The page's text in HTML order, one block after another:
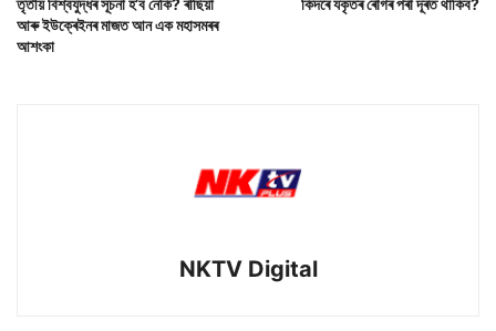
আৰু ইউক্ৰেইনৰ মাজত আন এক মহাসমৰৰ
আশংকা
NKTV Digital